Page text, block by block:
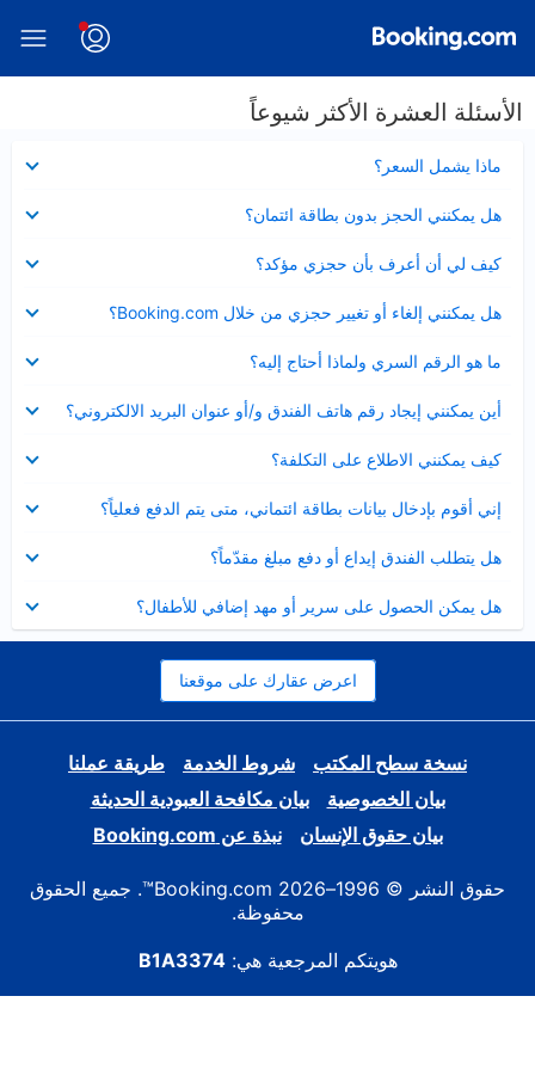
الأسئلة العشرة الأكثر شيوعاً
ماذا يشمل السعر؟
مصغر
هل يمكنني الحجز بدون بطاقة ائتمان؟
مصغر
كيف لي أن أعرف بأن حجزي مؤكد؟
مصغر
هل يمكنني إلغاء أو تغيير حجزي من خلال Booking.com؟
مصغر
ما هو الرقم السري ولماذا أحتاج إليه؟
مصغر
أين يمكنني إيجاد رقم هاتف الفندق و/أو عنوان البريد الالكتروني؟
عرض
مصغر
كيف يمكنني الاطلاع على التكلفة؟
مصغر
إني أقوم بإدخال بيانات بطاقة ائتماني، متى يتم الدفع فعلياً؟
مصغر
هل يتطلب الفندق إيداع أو دفع مبلغ مقدّماً؟
مصغر
هل يمكن الحصول على سرير أو مهد إضافي للأطفال؟
مصغر
اعرض عقارك على موقعنا
نسخة سطح المكتب شروط الخدمة
طريقة عملنا
بيان الخصوصية
بيان مكافحة العبودية الحديثة
بيان حقوق الإنسان
نبذة عن Booking.com
حقوق النشر © 1996–2026 Booking.com™. جميع الحقوق
محفوظة.
هويتكم المرجعية هي:B1A3374